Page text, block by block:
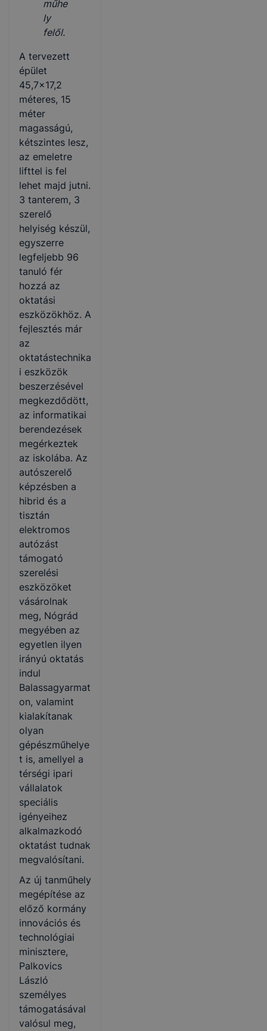
műhe
ly
felől.
A tervezett
épület
45,7×17,2
méteres, 15
méter
magasságú,
kétszintes lesz,
az emeletre
lifttel is fel
lehet majd jutni.
3 tanterem, 3
szerelő
helyiség készül,
egyszerre
legfeljebb 96
tanuló fér
hozzá az
oktatási
eszközökhöz. A
fejlesztés már
az
oktatástechnika
i eszközök
beszerzésével
megkezdődött,
az informatikai
berendezések
megérkeztek
az iskolába. Az
autószerelő
képzésben a
hibrid és a
tisztán
elektromos
autózást
támogató
szerelési
eszközöket
vásárolnak
meg, Nógrád
megyében az
egyetlen ilyen
irányú oktatás
indul
Balassagyarmat
on, valamint
kialakítanak
olyan
gépészműhelye
t is, amellyel a
térségi ipari
vállalatok
speciális
igényeihez
alkalmazkodó
oktatást tudnak
megvalósítani.
Az új tanműhely
megépítése az
előző kormány
innovációs és
technológiai
minisztere,
Palkovics
László
személyes
támogatásával
valósul meg,